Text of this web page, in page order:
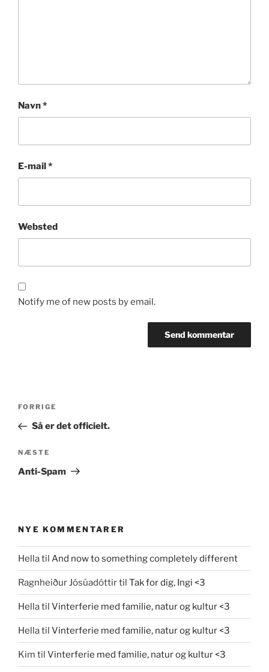
Navn*
E-mail*
Websted
Notify me of new posts by email.
Indlægsnavigation
Forrige
indlæg
FORRIGE
Så er det officielt.
Næste
indlæg
NÆSTE
Anti-Spam
NYE KOMMENTARER
Hellatil And now to something completely different
Ragnheiður Jósúadóttirtil Tak for dig, Ingi <3
Hellatil Vinterferie med familie, natur og kultur <3
Hellatil Vinterferie med familie, natur og kultur <3
Kim til Vinterferie med familie, natur og kultur <3